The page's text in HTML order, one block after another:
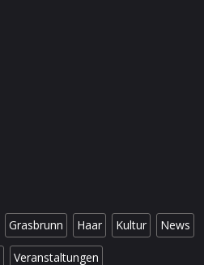
Grasbrunn Haar Kultur News
Veranstaltungen